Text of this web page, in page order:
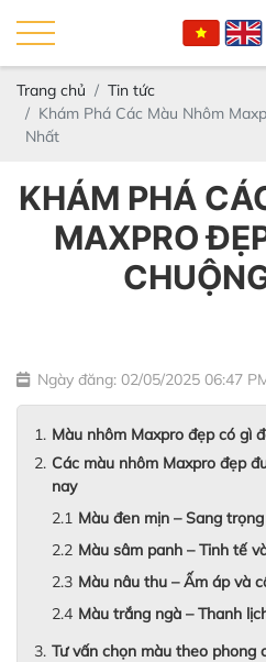
Trang chủ
Tin tức
Khám Phá Các Màu Nhôm
Nhất
KHÁM PHÁ
MAXPRO
Ngày đăng: 02/05/2025 06:47
Màu nhôm Maxpro đẹp có gì
Các màu nhôm Maxpro đẹp
nay
Màu đen mịn – Sang
Màu sâm panh – Tinh tế
Màu nâu thu – Ấm áp và
Màu trắng ngà – Thanh
Tư vấn chọn màu theo phong